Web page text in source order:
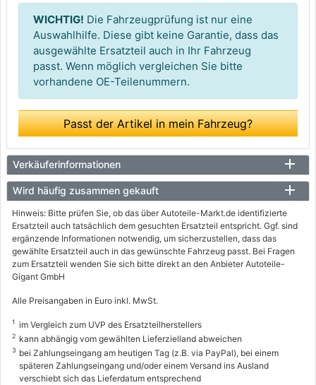
WICHTIG! Die Fahrzeugprüfung ist nur eine
Auswahlhilfe. Diese gibt keine Garantie, dass das
ausgewählte Ersatzteil auch in Ihr Fahrzeug
passt. Wenn möglich vergleichen Sie bitte
vorhandene OE-Teilenummern.
Passt der Artikel in mein Fahrzeug?
Verkäuferinformationen
Wird häufig zusammen gekauft
Hinweis: Bitte prüfen Sie, ob das über Autoteile-Markt.de identifizierte
Ersatzteil auch tatsächlich dem gesuchten Ersatzteil entspricht. Ggf. sind
ergänzende Informationen notwendig, um sicherzustellen, dass das
gewählte Ersatzteil auch in das gewünschte Fahrzeug passt. Bei Fragen
zum Ersatzteil wenden Sie sich bitte direkt an den Anbieter Autoteile-
Gigant GmbH
Alle Preisangaben in Euro inkl. MwSt.
1 im Vergleich zum UVP des Ersatzteilherstellers
2 kann abhängig vom gewählten Lieferzielland abweichen
3 bei Zahlungseingang am heutigen Tag (z.B. via PayPal), bei einem
späteren Zahlungseingang und/oder einem Versand ins Ausland
verschiebt sich das Lieferdatum entsprechend